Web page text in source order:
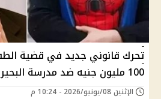
تحرك قانوني جديد في قضية
100 مليون جنيه ضد مدرسة البحيرة بعد تأييد الحكم
الإثنين 08/يونيو/2026 - 10:24 م